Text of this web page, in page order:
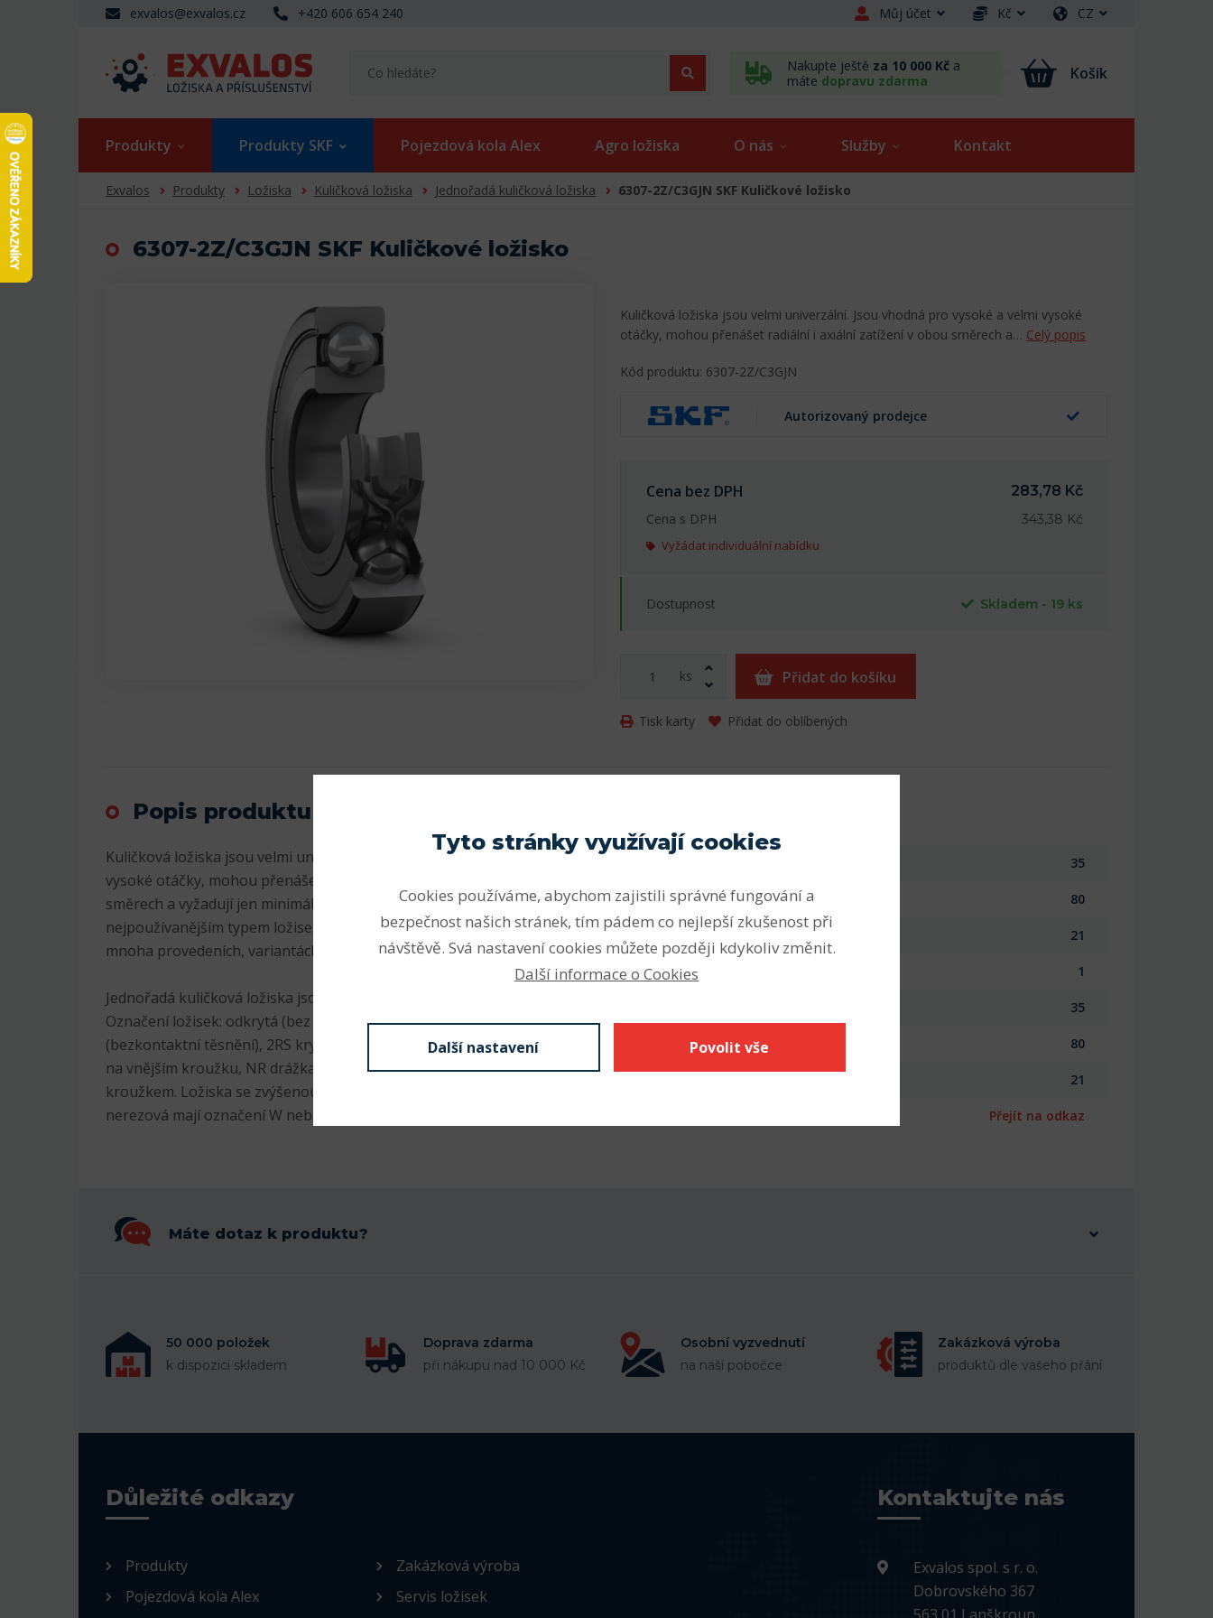
exvalos@exvalos.cz +420 606 654 240 Můj účet Kč CZ
Nakupte ještě za 10 000 Kč a
máte dopravu zdarma Košík
Produkty Produkty SKF Pojezdová kola Alex Agro ložiska O nás Služby Kontakt
Exvalos Produkty Ložiska Kuličková ložiska Jednořadá kuličková ložiska 6307-2Z/C3GJN SKF Kuličkové ložisko
6307-2Z/C3GJN SKF Kuličkové ložisko
Kuličková ložiska jsou velmi univerzální. Jsou vhodná pro vysoké a velmi vysoké
otáčky, mohou přenášet radiální i axiální zatížení v obou směrech a… Celý popis
Kód produktu: 6307-2Z/C3GJN
Autorizovaný prodejce
Cena bez DPH
283,78 Kč
Cena s DPH
343,38 Kč
Vyžádat individuální nabídku
Dostupnost Skladem - 19 ks
ks Přidat do košíku
Tisk karty Přidat do oblíbených
Popis produktu
Kuličková ložiska jsou velmi univerzální. Jsou vhodná pro vysoké a velmi
vysoké otáčky, mohou přenášet radiální i axiální zatížení v obou
směrech a vyžadují jen minimální údržbu. Protože jsou kuličková ložiska
nejpoužívanějším typem ložisek, jsou v sortimentu SKF k dispozici v
mnoha provedeních, variantách a velikostech.
Jednořadá kuličková ložiska jsou nejrozšířenějším druhem ložisek.
Označení ložisek: odkrytá (bez označení), 2Z krytá plechem
(bezkontaktní těsnění), 2RS krytá plastem (kontaktní těsnění), N drážka
na vnějším kroužku, NR drážka na vnějším kroužku s pojistným
kroužkem. Ložiska se zvýšenou radiální vůlí se značí C3 nebo C4,
nerezová mají označení W nebo S, K kuželová díra vnitřního kroužku.
35
Vnější průměr (mm) 80
Šířka (mm) 21
Počet řad 1
35
Vnější průměr (mm) 80
21
Přejít na odkaz
Máte dotaz k produktu?
50 000 položek
k dispozici skladem
Doprava zdarma
při nákupu nad 10 000 Kč
Osobní vyzvednutí
na naší pobočce
Zakázková výroba
produktů dle vašeho přání
Důležité odkazy
Produkty
Pojezdová kola Alex
Zakázková výroba
Servis ložisek
Kontaktujte nás
Exvalos spol. s r. o.
Dobrovského 367
Tyto stránky využívají cookies
Cookies používáme, abychom zajistili správné fungování a
bezpečnost našich stránek, tím pádem co nejlepší zkušenost při
návštěvě. Svá nastavení cookies můžete později kdykoliv změnit.
Další informace o Cookies
Další nastavení Povolit vše